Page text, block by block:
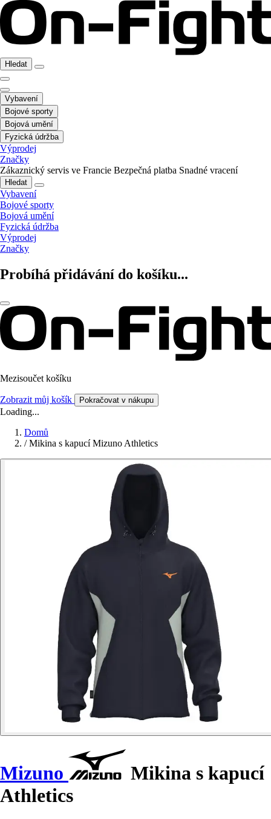
Hledat
Vybavení
Bojové sporty
Bojová umění
Fyzická údržba
Výprodej
Značky
Zákaznický servis ve Francie Bezpečná platba Snadné vracení
Hledat
Vybavení
Bojové sporty
Bojová umění
Fyzická údržba
Výprodej
Značky
Probíhá přidávání do košíku...
Mezisoučet košíku
Zobrazit můj košík Pokračovat v nákupu
Loading...
Domů
/ Mikina s kapucí Mizuno Athletics
Mizuno
Mikina s kapucí
Athletics